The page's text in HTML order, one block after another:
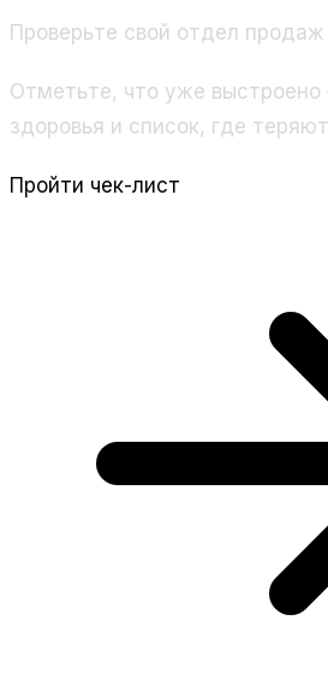
Проверьте свой отдел
Отметьте, что уже
здоровья и список, где
Пройти чек-лист